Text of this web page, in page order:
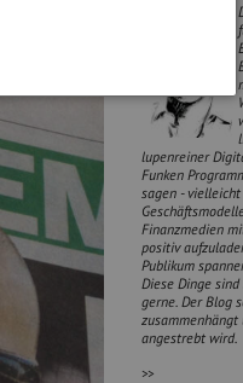
lupenreiner
Funken
sagen -
Finanzmedien
positiv
Publikum
Diese Dinge
gerne. Der Blog
angestrebt wird.
>>